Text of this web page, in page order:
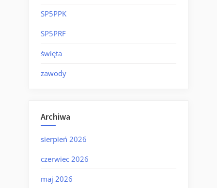
SP5PPK
SP5PRF
święta
zawody
Archiwa
sierpień 2026
czerwiec 2026
maj 2026